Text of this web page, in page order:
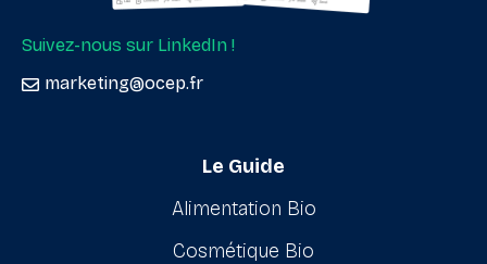
Suivez-nous sur LinkedIn !
marketing@ocep.fr
Le Guide
Alimentation Bio
Cosmétique Bio